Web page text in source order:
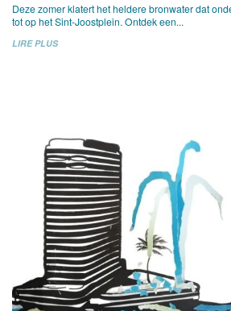
Deze zomer klatert het heldere bronwater dat
tot op het Sint-Joostplein. Ontdek een...
LIRE PLUS